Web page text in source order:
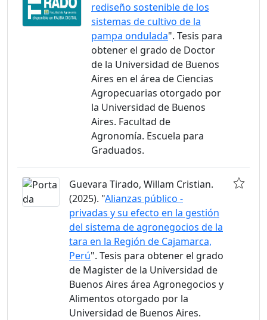
rediseño sostenible de los
sistemas de cultivo de la
pampa ondulada". Tesis para
obtener el grado de Doctor
de la Universidad de Buenos
Aires en el área de Ciencias
Agropecuarias otorgado por
la Universidad de Buenos
Aires. Facultad de
Agronomía. Escuela para
Graduados.
Guevara Tirado, Willam Cristian.
(2025). "Alianzas público -
privadas y su efecto en la gestión
del sistema de agronegocios de la
tara en la Región de Cajamarca,
Perú". Tesis para obtener el grado
de Magister de la Universidad de
Buenos Aires área Agronegocios y
Alimentos otorgado por la
Universidad de Buenos Aires.